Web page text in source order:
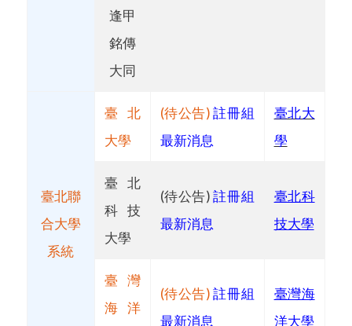
逢甲
銘傳
大同
臺北聯
合大學
系統
臺北
大學
(待公告)註冊組
最新消息
臺北大
學
臺北
科技
大學
(待公告)註冊組
最新消息
臺北科
技大學
臺灣
海洋
(待公告)註冊組
最新消息
臺灣海
洋大學